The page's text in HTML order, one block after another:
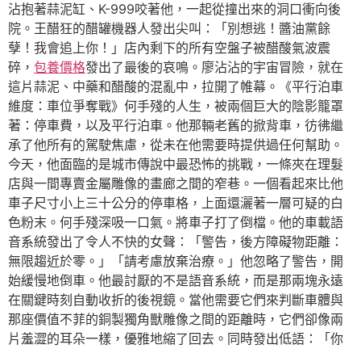
沾抱著蒜泥缸、K-999咬著他，一起從撞出來的洞口衝向後
院。王醋狂的醋罐機器人發出尖叫：「別想逃！醬油黨餘
孽！我會追上你！」店內剩下的所有空盤子被醋酸氣波震
碎， 包養價格發出了最後的哀鳴。廖沾沾的宇宙冒險，就在
這片蒜泥、中藥和醋酸的混亂中，拉開了帷幕。《平行泊車
維度：車位爭奪戰》何手殘的人生，被兩個巨大的陰影籠罩
著：停車費，以及平行泊車。他那輛老舊的掀背車，彷彿繼
承了他所有的駕駛焦慮，從未在他需要時提供過任何幫助。
今天，他面臨的是城市傳說中最恐怖的挑戰，一條夾在理髮
店與一間專賣金屬雕像的畫廊之間的窄巷。一個看起來比他
車子尺寸小上三十公分的停車格，上面還灑著一層可疑的白
色粉末。何手殘深吸一口氣。將車子打了倒檔。他的車載語
音系統發出了令人不快的女聲：「警告，後方障礙物距離：
無限趨近於零。」「請考慮放棄治療。」他忽略了警告，開
始緩慢地倒車。他最討厭的不是語音系統，而是那兩塊永遠
在關鍵時刻自動收折的後視鏡。當他需要它們來判斷車體與
那座價值不菲的銅製獨角獸雕像之間的距離時，它們卻像兩
片羞澀的耳朵一樣，優雅地縮了回去。同時發出低語：「你